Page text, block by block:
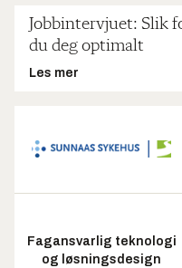
Jobbintervjuet: Slik
du deg optimalt
Les mer
Fagansvarlig teknologi
og løsningsdesign